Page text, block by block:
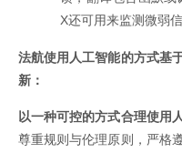
X还可用来监测微弱
法航使用人工智能的方式基
新：
以一种可控的方式合理使用
尊重规则与伦理原则，严格